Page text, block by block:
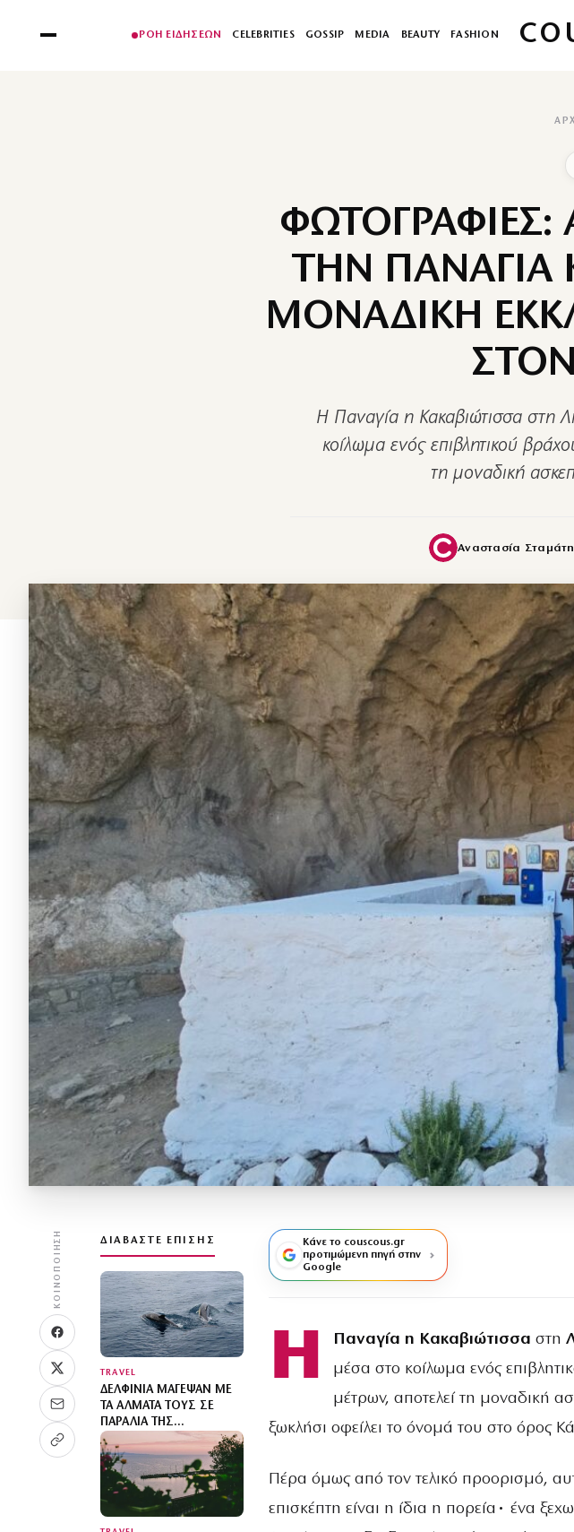
ΡΟΗ ΕΙΔΗΣΕΩΝ CELEBRITIES GOSSIP MEDIA BEAUTY FASHION
ΤΗΝ ΠΑΝΑΓΙΑ
ΜΟΝΑΔΙΚΗ
Η Παναγία η Κακαβιώτισσα στη
κοίλωμα ενός επιβλητικού
τη μοναδική
Αναστασία Σταμάτη
ΚΟΙΝΟΠΟΊΗΣΗ ΔΙΑΒΆΣΤΕ ΕΠΊΣΗΣ
TRAVEL
ΔΕΛΦΊΝΙΑ ΜΆΓΕΨΑΝ ΜΕ
ΤΑ ΆΛΜΑΤΆ ΤΟΥΣ ΣΕ
ΠΑΡΑΛΊΑ ΤΗΣ
ΧΑΛΚΙΔΙΚΉΣ: ΒΊΝΤΕΟ
Κάνε το couscous.gr
προτιμώμενη πηγή στην
Google
Η Παναγία η Κακαβιώτισσα στη
μέσα στο κοίλωμα ενός
μέτρων, αποτελεί τη μοναδική
ξωκλήσι οφείλει το όνομά του στο όρος
Πέρα όμως από τον τελικό προορισμό,
επισκέπτη είναι η ίδια η πορεία• ένα